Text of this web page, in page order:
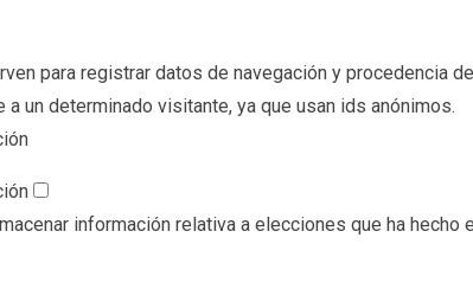
para registrar datos de navegación y procedencia
un determinado visitante, ya que usan ids anónimos.
información relativa a elecciones que ha hecho